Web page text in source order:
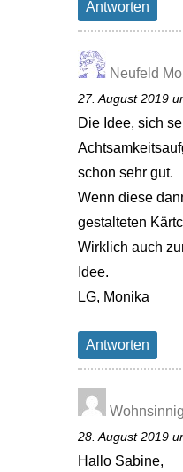
Antworten
Neufeld
27. August 2019
Die Idee, sich
schon sehr gut.
Wenn diese
gestalteten
Wirklich auch
Idee.
LG, Monika
Antworten
28. August 2019
Hallo Sabine,